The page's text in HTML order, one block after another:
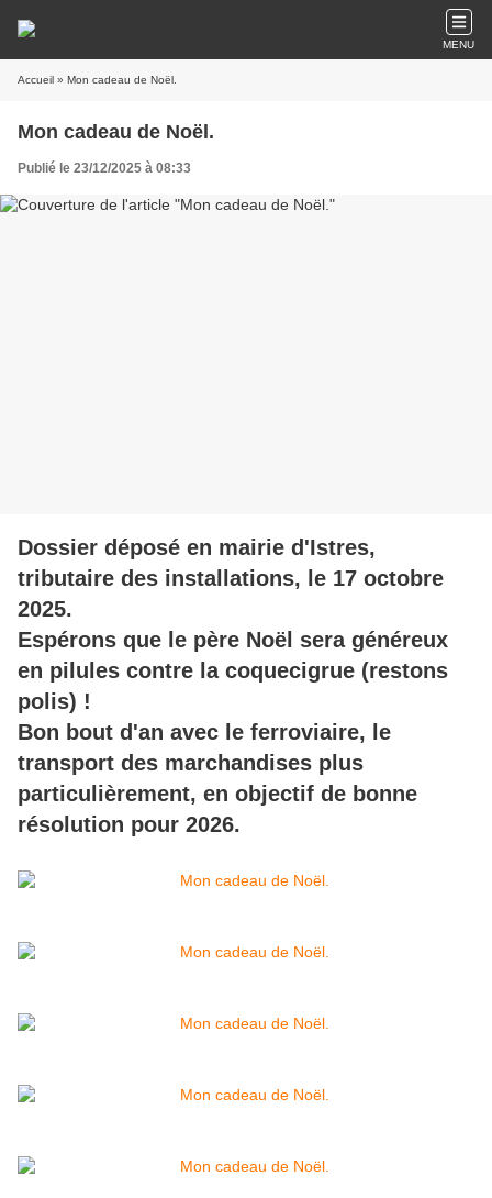
MENU
Accueil » Mon cadeau de Noël.
Mon cadeau de Noël.
Publié le 23/12/2025 à 08:33
Dossier déposé en mairie d'Istres,
tributaire des installations, le 17 octobre
2025.
Espérons que le père Noël sera généreux
en pilules contre la coquecigrue (restons
polis) !
Bon bout d'an avec le ferroviaire, le
transport des marchandises plus
particulièrement, en objectif de bonne
résolution pour 2026.